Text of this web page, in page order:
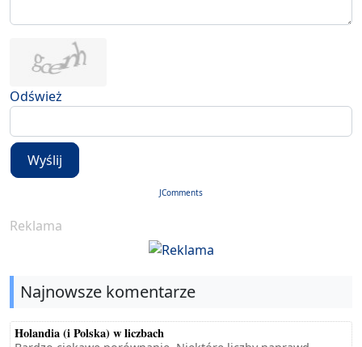
Odśwież
Wyślij
JComments
Reklama
Najnowsze komentarze
Holandia (i Polska) w liczbach